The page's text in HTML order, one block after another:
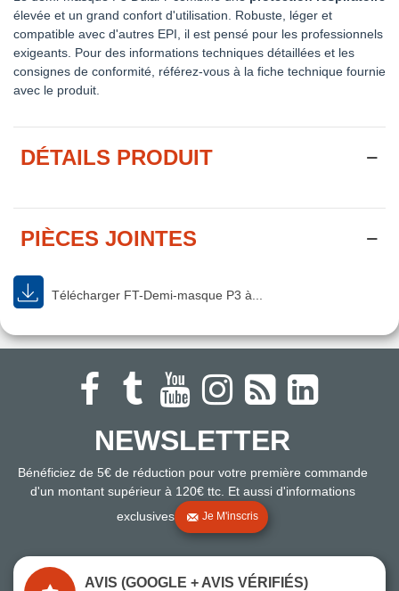
élevée et un grand confort d'utilisation. Robuste, léger et
compatible avec d'autres EPI, il est pensé pour les professionnels
exigeants. Pour des informations techniques détaillées et les
consignes de conformité, référez-vous à la fiche technique fournie
avec le produit.
DÉTAILS PRODUIT
PIÈCES JOINTES
Télécharger FT-Demi-masque P3 à...
NEWSLETTER
Bénéficiez de 5€ de réduction pour votre première commande
d'un montant supérieur à 120€ ttc. Et aussi d'informations
exclusives
Je M'inscris
AVIS (GOOGLE + AVIS VÉRIFIÉS)